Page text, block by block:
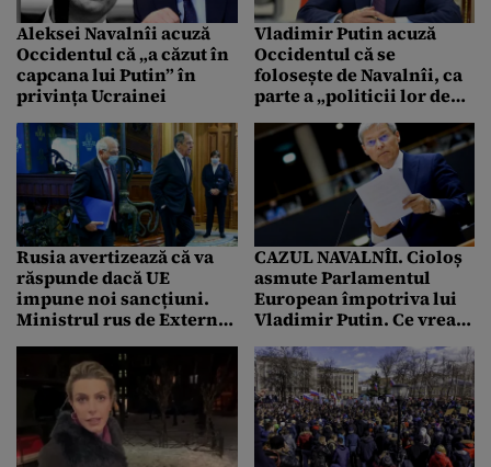
Aleksei Navalnîi acuză
Occidentul că „a căzut în
capcana lui Putin” în
privința Ucrainei
Vladimir Putin acuză
Occidentul că se
folosește de Navalnîi, ca
parte a „politicii lor de
Rusia avertizează că va
răspunde dacă UE
impune noi sancțiuni.
Ministrul rus de Externe:
inevitabil urmate de un
răspuns proporțional
CAZUL NAVALNÎI. Cioloș
asmute Parlamentul
European împotriva lui
Vladimir Putin. Ce vrea